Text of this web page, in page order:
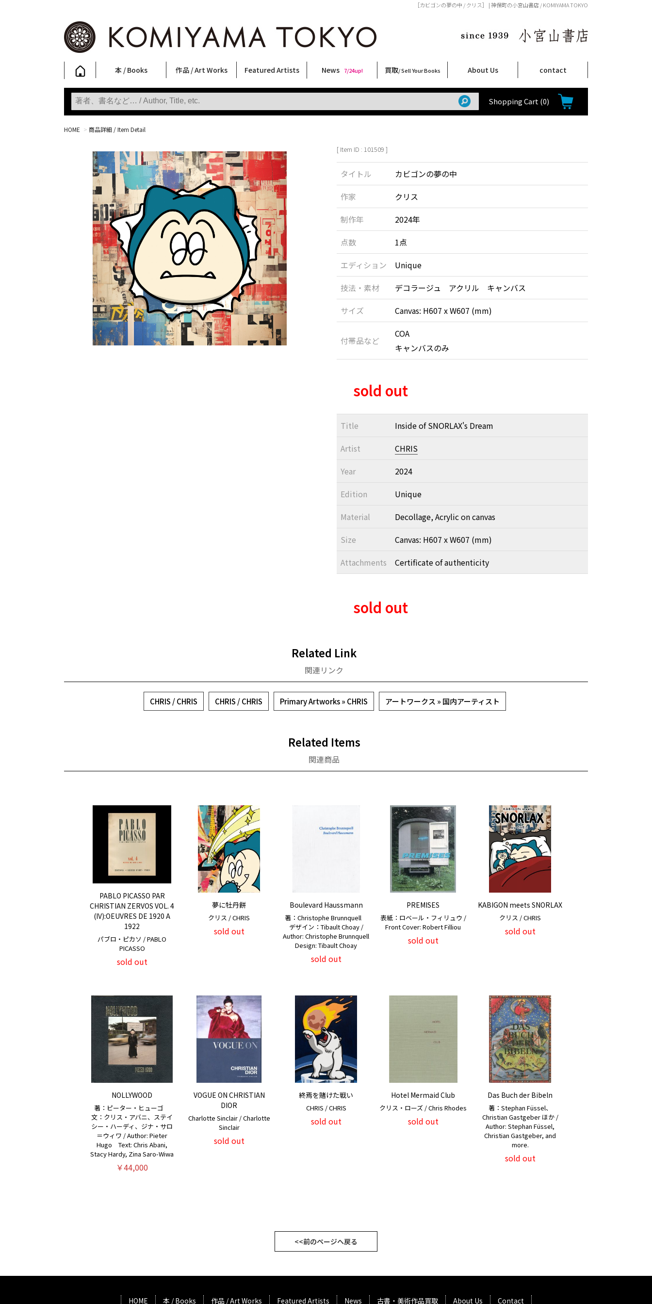
［カビゴンの夢の中 / クリス］ | 神保町の小宮山書店 / KOMIYAMA TOKYO
本 / Books
写真集
Photobooks
ファッション
Fashion
アート / 美術
Art
文学・人文
Literature & Humanities
日本文化
Japanese Culture
新刊
New Books
SALE
SALE
作品 / Art Works
フォトグラフィー
Photography
ポスター
Posters
ストリートアート
Street Art
立体・その他
Sculptures / etc
アートワークス
Art Works
Primary Artworks
KOMIYAMA TOKYO ART LABEL
版画
Prints
Featured Artists
稲嶺啓一(東風終)
村田言恵
丸岡和吾
Rico Casella
キム・ロートン
菅谷晋一
柴田亜美
内藤啓介
CHRIS
林月光
三島由紀夫
森山大道
内藤ルネ
秋赤音
大西洋介
横尾忠則
COOKIE
須藤昌人
二本木里美
大類信
天野タケル
佐伯俊男
春川ナミオ
北島敬三
三島剛
News 7/24up!
新着・おすすめ商品 9/7up!
フェア・イベント情報 7/24up!
お店からのお知らせ 6/1up!
買取/ Sell Your Books
買取ブログ
買取専用フォーム
古書 / 古本の買取
美術品の買取
出張買取について
宅配買取について
店頭買取について
よくある質問
About Us
店舗案内
Shop Infomation
ご注文について
How to Order
特定商取引法に関する表示
プライバシーポリシー
contact
Shopping Cart (0)
HOME > 商品詳細 / Item Detail
[ Item ID : 101509 ]
タイトル
カビゴンの夢の中
作家
クリス
制作年
2024年
点数
1点
エディション
Unique
技法・素材
デコラージュ アクリル キャンバス
サイズ
Canvas: H607 x W607 (mm)
付帯品など
COA
キャンバスのみ
sold out
Title
Inside of SNORLAX's Dream
Artist
CHRIS
Year
2024
Edition
Unique
Material
Decollage, Acrylic on canvas
Size
Canvas: H607 x W607 (mm)
Attachments
Certificate of authenticity
sold out
Related Link
関連リンク
CHRIS / CHRIS CHRIS / CHRIS Primary Artworks » CHRIS アートワークス » 国内アーティスト
Related Items
関連商品
PABLO PICASSO PAR
CHRISTIAN ZERVOS VOL. 4
(IV):OEUVRES DE 1920 A
1922
パブロ・ピカソ / PABLO
PICASSO
sold out
夢に牡丹餅
クリス / CHRIS
sold out
Boulevard Haussmann
著：Christophe Brunnquell
デザイン：Tibault Choay /
Author: Christophe Brunnquell
Design: Tibault Choay
sold out
PREMISES
表紙：ロベール・フィリュウ /
Front Cover: Robert Filliou
sold out
KABIGON meets SNORLAX
クリス / CHRIS
sold out
NOLLYWOOD
著：ピーター・ヒューゴ
文：クリス・アバニ、ステイ
シー・ハーディ、ジナ・サロ
＝ウィワ / Author: Pieter
Hugo Text: Chris Abani,
Stacy Hardy, Zina Saro-Wiwa
￥44,000
VOGUE ON CHRISTIAN
DIOR
Charlotte Sinclair / Charlotte
Sinclair
sold out
終焉を賭けた戦い
CHRIS / CHRIS
sold out
Hotel Mermaid Club
クリス・ローズ / Chris Rhodes
sold out
Das Buch der Bibeln
著：Stephan Füssel、
Christian Gastgeber ほか /
Author: Stephan Füssel,
Christian Gastgeber, and
more.
sold out
<<前のページへ戻る
HOME 本 / Books 作品 / Art Works Featured Artists News 古書・美術作品買取 About Us Contact